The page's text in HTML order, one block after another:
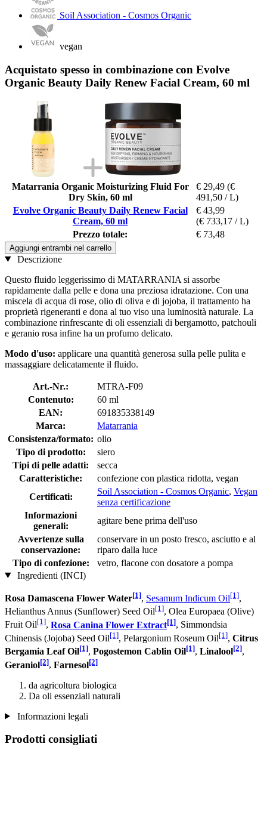
Soil Association - Cosmos Organic
vegan
Acquistato spesso in combinazione con Evolve
Organic Beauty Daily Renew Facial Cream, 60 ml
Matarrania Organic Moisturizing Fluid For
Dry Skin, 60 ml
€ 29,49 (€
491,50 / L)
Evolve Organic Beauty Daily Renew Facial
Cream, 60 ml
€ 43,99
(€ 733,17 / L)
Prezzo totale:
€ 73,48
Aggiungi entrambi nel carrello
Descrizione
Questo fluido leggerissimo di MATARRANIA si assorbe
rapidamente dalla pelle e dona una preziosa idratazione. Con una
miscela di acqua di rose, olio di oliva e di jojoba, il trattamento ha
proprietà rigeneranti e dona al tuo viso una luminosità naturale. La
combinazione rinfrescante di oli essenziali di bergamotto, patchouli
e geranio rosa infine ha un profumo delicato.
Modo d'uso: applicare una quantità generosa sulla pelle pulita e
massaggiare delicatamente il fluido.
Art.-Nr.:
MTRA-F09
Contenuto:
60 ml
EAN:
691835338149
Marca:
Matarrania
Consistenza/formato: olio
Tipo di prodotto:
siero
Tipi di pelle adatti:
secca
Caratteristiche:
confezione con plastica ridotta, vegan
Certificati:
Soil Association - Cosmos Organic, Vegan
senza certificazione
Informazioni
generali:
agitare bene prima dell'uso
Avvertenze sulla
conservazione:
conservare in un posto fresco, asciutto e al
riparo dalla luce
Tipo di confezione:
vetro, flacone con dosatore a pompa
Ingredienti (INCI)
Rosa Damascena Flower Water[1], Sesamum Indicum Oil[1],
Helianthus Annus (Sunflower) Seed Oil[1], Olea Europaea (Olive)
Fruit Oil[1], Rosa Canina Flower Extract[1], Simmondsia
Chinensis (Jojoba) Seed Oil[1], Pelargonium Roseum Oil[1], Citrus
Bergamia Leaf Oil[1], Pogostemon Cablin Oil[1], Linalool[2],
Geraniol[2], Farnesol[2]
da agricoltura biologica
Da oli essenziali naturali
Informazioni legali
Prodotti consigliati